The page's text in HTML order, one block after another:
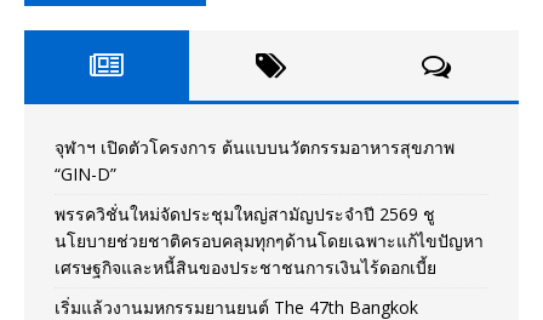
จุฬาฯ เปิดตัวโครงการ ต้นแบบนวัตกรรมอาหารสุขภาพ
“GIN-D”
พรรควิชั่นใหม่จัดประชุมใหญ่สามัญประจำปี 2569 ชู
นโยบายช่วยชาติครอบคลุมทุกๆด้านโดยเฉพาะแก้ไขปัญหา
เศรษฐกิจและหนี้สินของประชาชนการเงินไร้ดอกเบี้ย
เริ่มแล้วงานมหกรรมยานยนต์ The 47th Bangkok